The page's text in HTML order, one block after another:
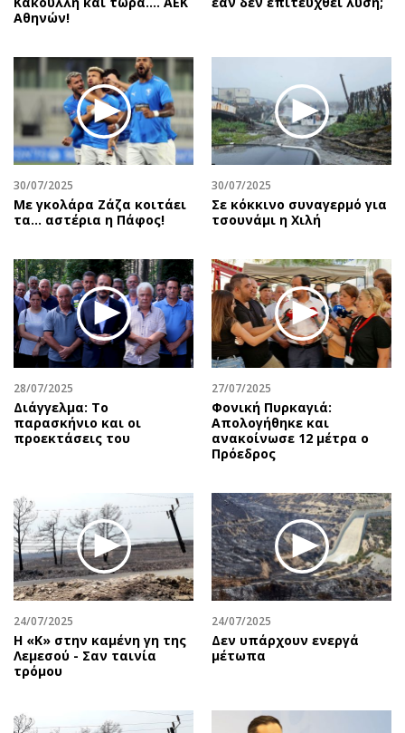
Αθηνών!
30/07/2025
Με γκολάρα Ζάζα κοιτάει
τα... αστέρια η Πάφος!
30/07/2025
Σε κόκκινο συναγερμό για
τσουνάμι η Χιλή
28/07/2025
Διάγγελμα: Το
παρασκήνιο και οι
προεκτάσεις του
27/07/2025
Φονική Πυρκαγιά:
Απολογήθηκε και
ανακοίνωσε 12 μέτρα ο
Πρόεδρος
24/07/2025
Η «Κ» στην καμένη γη της
Λεμεσού - Σαν ταινία
τρόμου
24/07/2025
Δεν υπάρχουν ενεργά
μέτωπα